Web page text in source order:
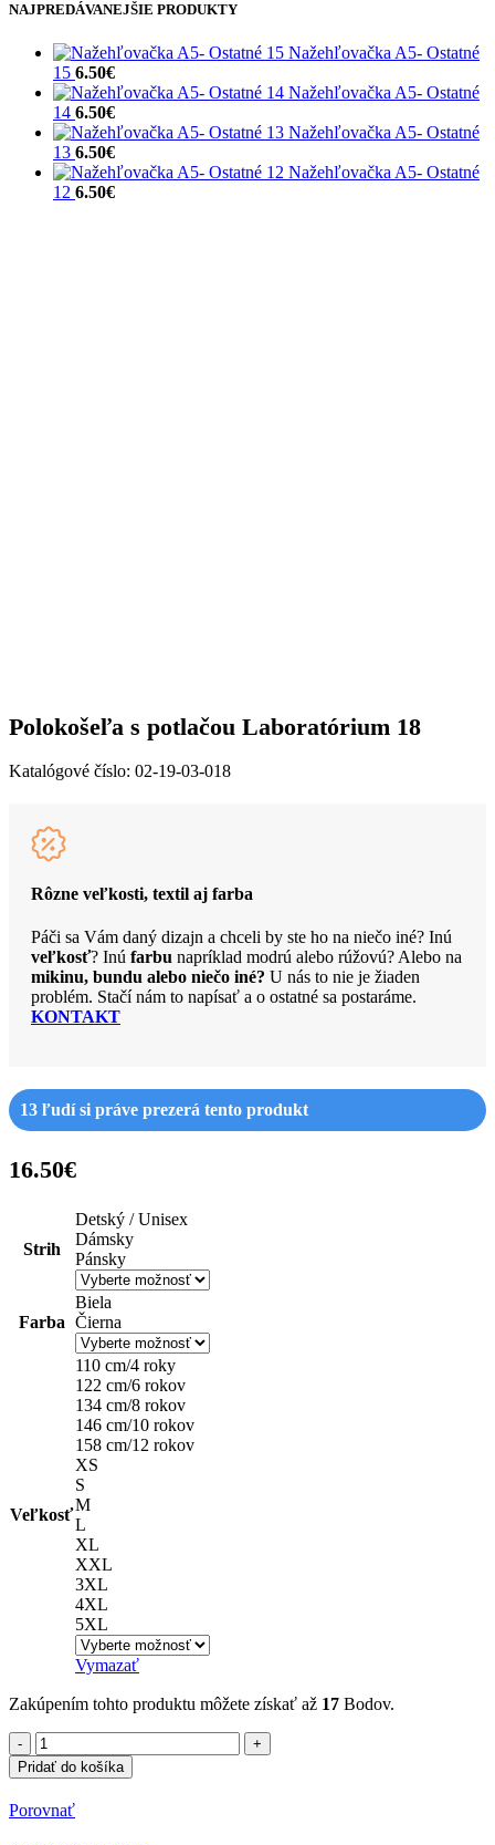
NAJPREDÁVANEJŠIE PRODUKTY
Nažehľovačka A5- Ostatné
15 6.50€
Nažehľovačka A5- Ostatné
14 6.50€
Nažehľovačka A5- Ostatné
13 6.50€
Nažehľovačka A5- Ostatné
12 6.50€
Polokošeľa s potlačou Laboratórium 18
Katalógové číslo: 02-19-03-018
Rôzne veľkosti, textil aj farba
Páči sa Vám daný dizajn a chceli by ste ho na niečo iné? Inú
veľkosť? Inú farbu napríklad modrú alebo rúžovú? Alebo na
mikinu, bundu alebo niečo iné? U nás to nie je žiaden
problém. Stačí nám to napísať a o ostatné sa postaráme.
KONTAKT
13 ľudí si práve prezerá tento produkt
16.50€
Strih
Detský / Unisex
Dámsky
Pánsky
Farba
Biela
Čierna
Veľkosť
110 cm/4 roky
122 cm/6 rokov
134 cm/8 rokov
146 cm/10 rokov
158 cm/12 rokov
XS
S
M
L
XL
XXL
3XL
4XL
5XL
Vymazať
Zakúpením tohto produktu môžete získať až 17 Bodov.
množstvo
Polokošeľa
s
potlačou
Laboratórium
18
Pridať do košíka
Porovnať